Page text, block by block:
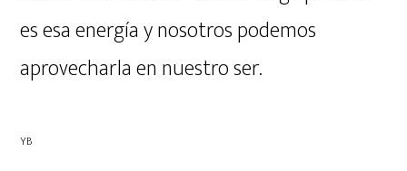
es esa energía y nosotros podemos
aprovecharla en nuestro ser.
YB